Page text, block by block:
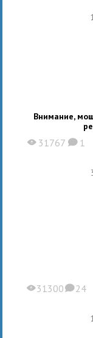
Внимание,
X 31767 K 1
X31300K24